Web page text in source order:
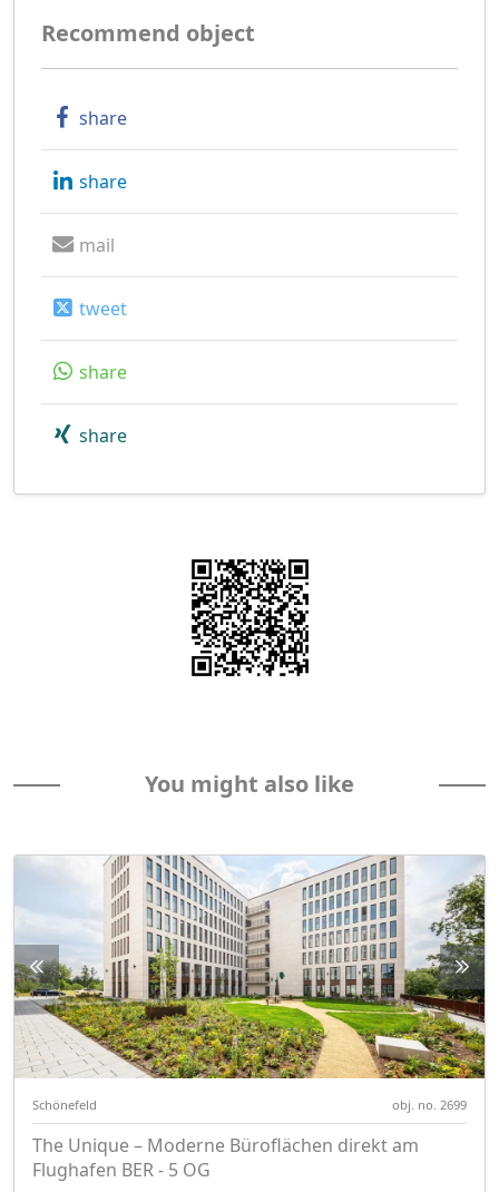
Recommend object
share
share
mail
tweet
share
share
You might also like
Schönefeld obj. no. 2699
The Unique – Moderne Büroflächen direkt am
Flughafen BER - 5 OG